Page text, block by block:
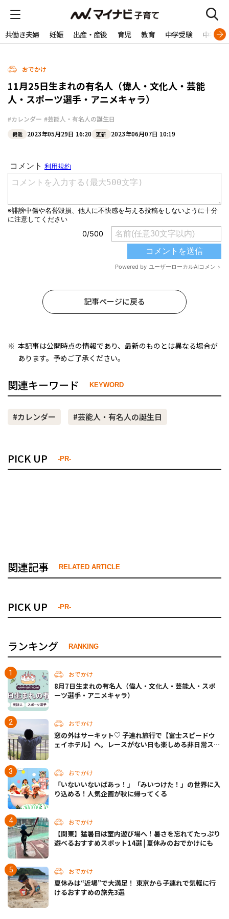
共働き夫婦 妊娠 出産・産後 育児 教育 中学受験 中学生
おでかけ
11月25日生まれの有名人（偉人・文化人・芸能
人・スポーツ選手・アニメキャラ）
#カレンダー #芸能人・有名人の誕生日
掲載 2023年05月29日 16:20 更新 2023年06月07日 10:19
記事ページに戻る
本記事は公開時点の情報であり、最新のものとは異なる場合が
あります。予めご了承ください。
関連キーワード KEYWORD
#カレンダー #芸能人・有名人の誕生日
PICK UP -PR-
関連記事 RELATED ARTICLE
PICK UP -PR-
ランキング RANKING
おでかけ
8月7日生まれの有名人（偉人・文化人・芸能人・スポ
ーツ選手・アニメキャラ）
おでかけ
窓の外はサーキット♡ 子連れ旅行で【富士スピードウ
ェイホテル】へ。レースがない日も楽しめる非日常ステ
おでかけ
「いないいないばあっ！」「みいつけた！」の世界に入
り込める！人気企画が秋に帰ってくる
おでかけ
【関東】猛暑日は室内遊び場へ！暑さを忘れてたっぷり
遊べるおすすめスポット14選 | 夏休みのおでかけにも
おでかけ
夏休みは“近場”で大満足！ 東京から子連れで気軽に行
けるおすすめの旅先3選